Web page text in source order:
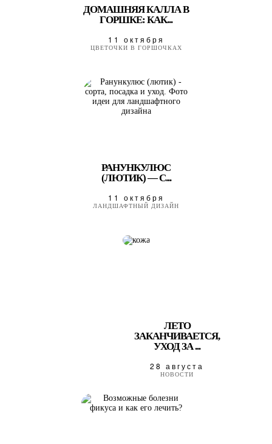
ДОМАШНЯЯ КАЛЛА В
ГОРШКЕ: КАК...
11 октября
ЦВЕТОЧКИ В ГОРШОЧКАХ
РАНУНКУЛЮС
(ЛЮТИК) — С...
11 октября
ЛАНДШАФТНЫЙ ДИЗАЙН
ЛЕТО
ЗАКАНЧИВАЕТСЯ,
УХОД ЗА ...
28 августа
НОВОСТИ